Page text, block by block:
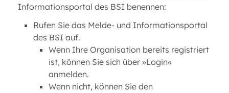
Informationsportal des BSI benennen:
Rufen Sie das Melde- und Informationsportal
des BSI auf.
Wenn Ihre Organisation bereits registriert
ist, können Sie sich über »Login«
anmelden.
Wenn nicht, können Sie den